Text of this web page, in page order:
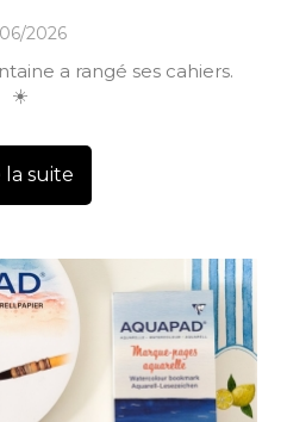
2026
a rangé ses cahiers.
☀️
la suite